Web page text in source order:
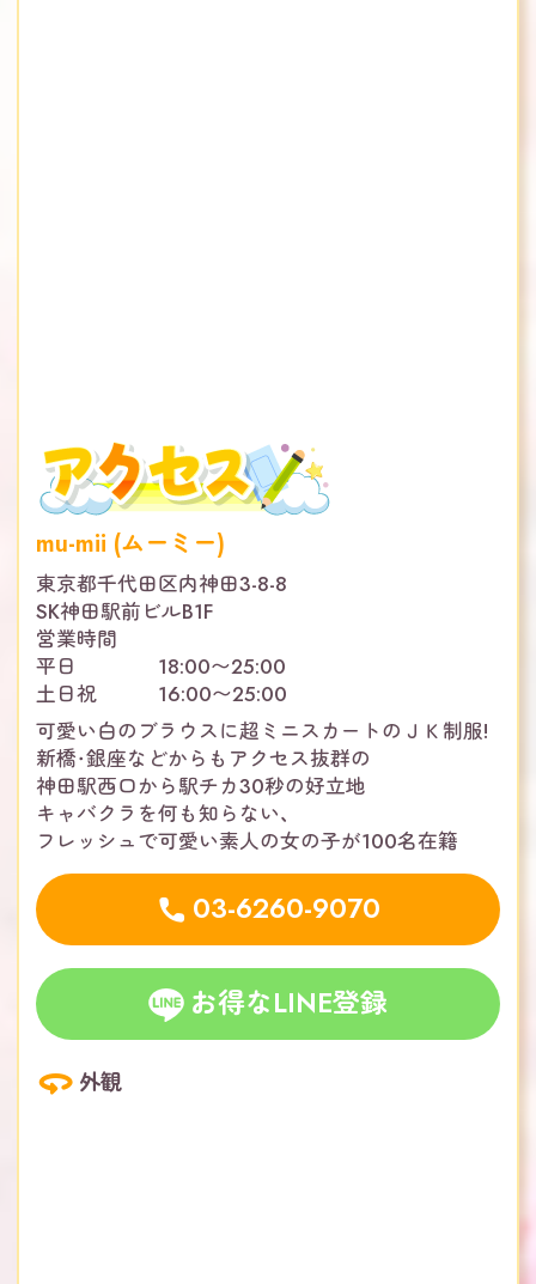
mu-mii (ムーミー)
東京都千代田区内神田3-8-8
SK神田駅前ビルB1F
営業時間
平日 18:00〜25:00
土日祝 16:00〜25:00
可愛い白のブラウスに超ミニスカートのＪＫ制服!
新橋・銀座などからもアクセス抜群の
神田駅西口から駅チカ30秒の好立地
キャバクラを何も知らない、
フレッシュで可愛い素人の女の子が100名在籍
03-6260-9070
お得なLINE登録
外観